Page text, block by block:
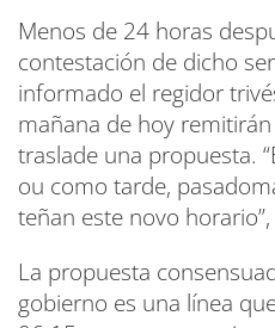
Menos de 24 horas
contestación de dicho
informado el regidor
mañana de hoy
traslade una propuesta.
ou como tarde,
teñan este novo
La propuesta
gobierno es una línea